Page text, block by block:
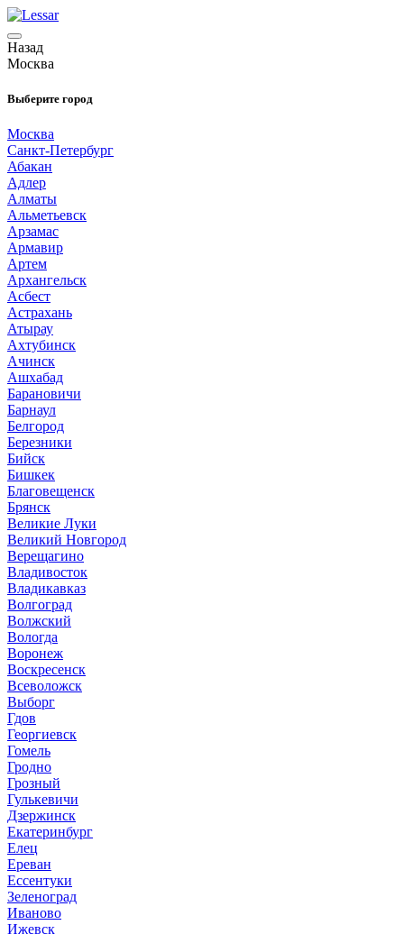
Назад
Москва
Выберите город
Москва
Санкт-Петербург
Абакан
Адлер
Алматы
Альметьевск
Арзамас
Армавир
Артем
Архангельск
Асбест
Астрахань
Атырау
Ахтубинск
Ачинск
Ашхабад
Барановичи
Барнаул
Белгород
Березники
Бийск
Бишкек
Благовещенск
Брянск
Великие Луки
Великий Новгород
Верещагино
Владивосток
Владикавказ
Волгоград
Волжский
Вологда
Воронеж
Воскресенск
Всеволожск
Выборг
Гдов
Георгиевск
Гомель
Гродно
Грозный
Гулькевичи
Дзержинск
Екатеринбург
Елец
Ереван
Ессентуки
Зеленоград
Иваново
Ижевск